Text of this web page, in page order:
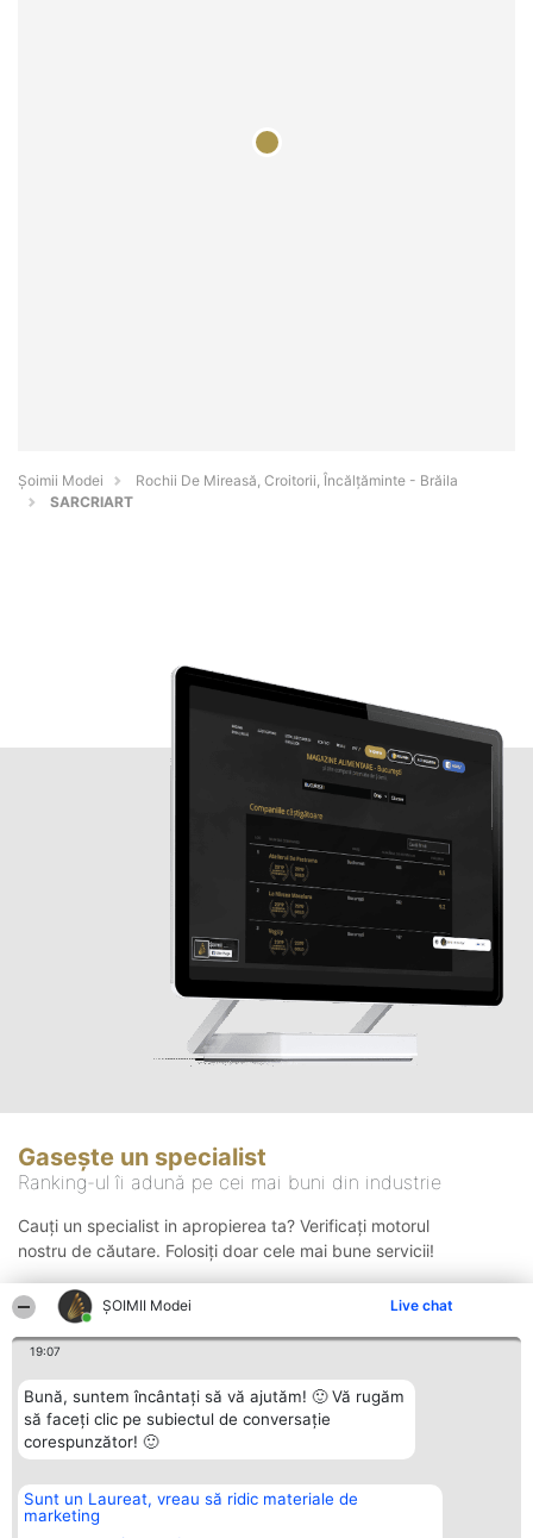
ȘOIMII Modei Live chat
19:07
Bună, suntem încântați să vă ajutăm! 🙂 Vă rugăm
să faceți clic pe subiectul de conversație
corespunzător! 🙂
Sunt un Laureat, vreau să ridic materiale de
marketing
Șoimii Modei
Rochii De Mireasă, Croitorii, Încălțăminte - Brăila
SARCRIART
Gasește un specialist
Ranking-ul îi adună pe cei mai buni din industrie
Cauți un specialist in apropierea ta? Verificați motorul
nostru de căutare. Folosiți doar cele mai bune servicii!
Organizator Ranking
BRIGHT SOLUTIONS BR SRL
Plebiscyt Contact